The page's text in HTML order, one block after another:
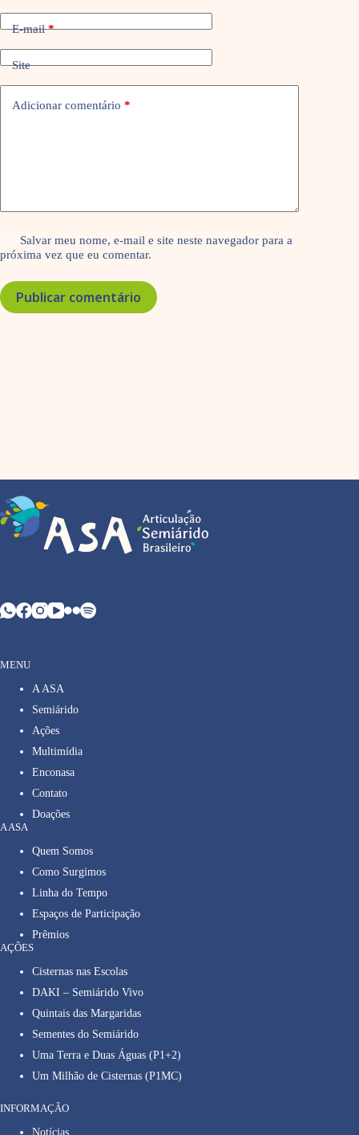
E-mail*
Site
Adicionar comentário *
Salvar meu nome, e-mail e site neste navegador para a
próxima vez que eu comentar.
Publicar comentário
MENU
A ASA
Semiárido
Ações
Multimídia
Enconasa
Contato
Doações
A ASA
Quem Somos
Como Surgimos
Linha do Tempo
Espaços de Participação
Prêmios
AÇÕES
Cisternas nas Escolas
DAKI – Semiárido Vivo
Quintais das Margaridas
Sementes do Semiárido
Uma Terra e Duas Águas (P1+2)
Um Milhão de Cisternas (P1MC)
INFORMAÇÃO
Notícias